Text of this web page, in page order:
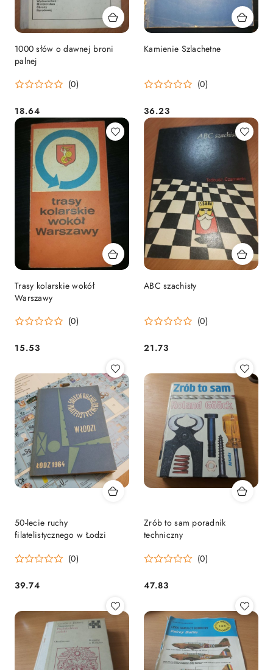
1000 słów o dawnej broni
palnej
(0)
Cena:
18.64
Kamienie Szlachetne
(0)
Cena:
36.23
Trasy kolarskie wokół
Warszawy
(0)
Cena:
15.53
ABC szachisty
(0)
Cena:
21.73
50-lecie ruchy
filatelistycznego w Łodzi
(0)
Cena:
39.74
Zrób to sam poradnik
techniczny
(0)
Cena:
47.83